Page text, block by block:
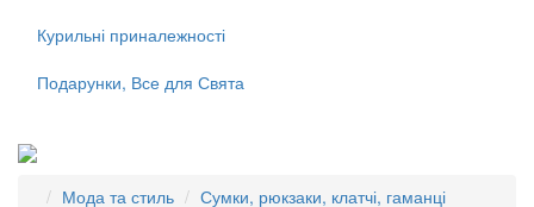
Курильні приналежності
Подарунки, Все для Свята
Мода та стиль
Сумки, рюкзаки, клатчі, гаманці